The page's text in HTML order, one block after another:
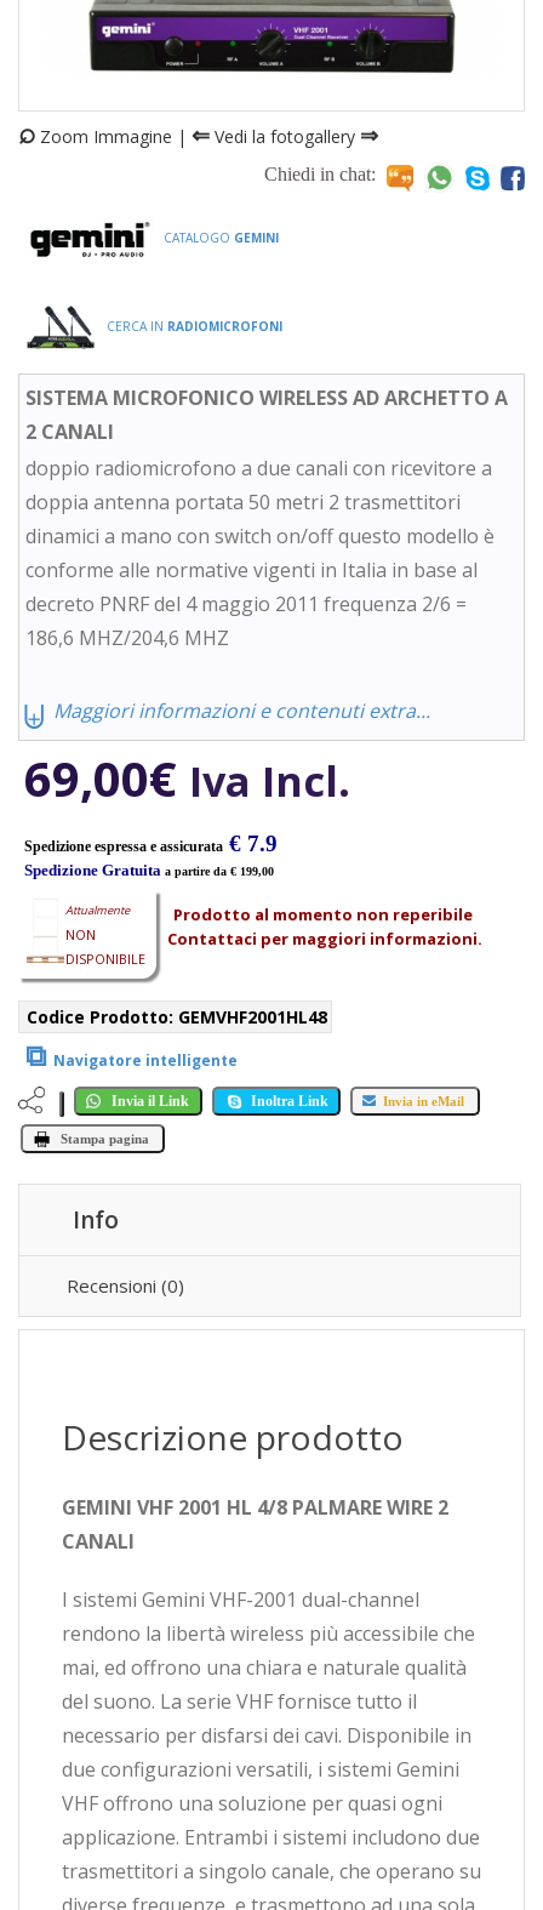
⌕ Zoom Immagine | ⇐ Vedi la fotogallery ⇒
Chiedi in chat:
CATALOGO GEMINI
CERCA IN RADIOMICROFONI
SISTEMA MICROFONICO WIRELESS AD ARCHETTO A
2 CANALI
doppio radiomicrofono a due canali con ricevitore a
doppia antenna portata 50 metri 2 trasmettitori
dinamici a mano con switch on/off questo modello è
conforme alle normative vigenti in Italia in base al
decreto PNRF del 4 maggio 2011 frequenza 2/6 =
186,6 MHZ/204,6 MHZ
⨄ Maggiori informazioni e contenuti extra...
69,00€ Iva Incl.
Spedizione espressa e assicurata € 7.9
Spedizione Gratuita a partire da € 199,00
Attualmente
NON
DISPONIBILE
Prodotto al momento non reperibile
Contattaci per maggiori informazioni.
Codice Prodotto: GEMVHF2001HL48
⧉ Navigatore intelligente
Invia il Link Inoltra Link Invia in eMail
Stampa pagina
Info
Recensioni (0)
Descrizione prodotto
GEMINI VHF 2001 HL 4/8 PALMARE WIRE 2
CANALI
I sistemi Gemini VHF-2001 dual-channel
rendono la libertà wireless più accessibile che
mai, ed offrono una chiara e naturale qualità
del suono. La serie VHF fornisce tutto il
necessario per disfarsi dei cavi. Disponibile in
due configurazioni versatili, i sistemi Gemini
VHF offrono una soluzione per quasi ogni
applicazione. Entrambi i sistemi includono due
trasmettitori a singolo canale, che operano su
diverse frequenze, e trasmettono ad una sola